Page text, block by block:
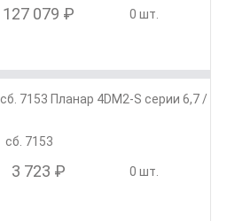
127 079 ₽ 0 шт.
7153 Планар 4DM2-S серии 6,7 /
сб. 7153
3 723 ₽ 0 шт.